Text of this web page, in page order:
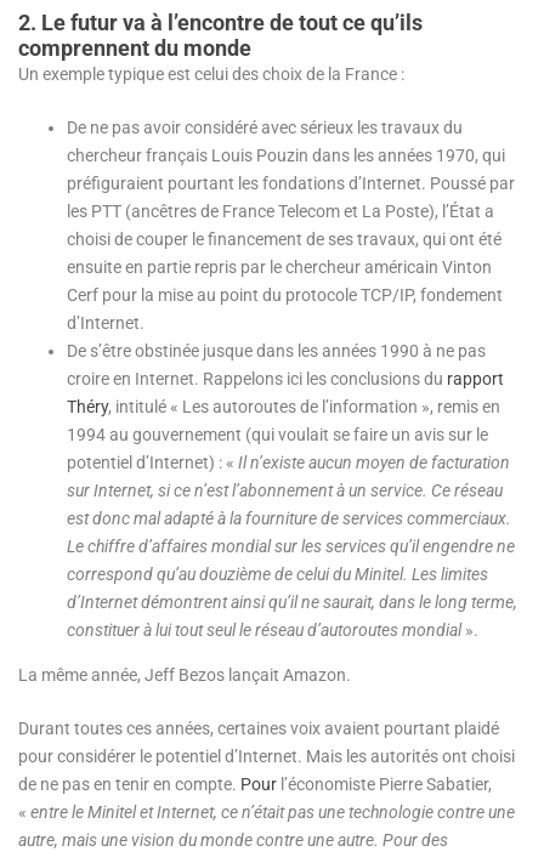
2. Le futur va à l’encontre de tout ce qu’ils
comprennent du monde
Un exemple typique est celui des choix de la France :
De ne pas avoir considéré avec sérieux les travaux du
chercheur français Louis Pouzin dans les années 1970, qui
préfiguraient pourtant les fondations d’Internet. Poussé par
les PTT (ancêtres de France Telecom et La Poste), l’État a
choisi de couper le financement de ses travaux, qui ont été
ensuite en partie repris par le chercheur américain Vinton
Cerf pour la mise au point du protocole TCP/IP, fondement
d’Internet.
De s’être obstinée jusque dans les années 1990 à ne pas
croire en Internet. Rappelons ici les conclusions du rapport
Théry, intitulé « Les autoroutes de l’information », remis en
1994 au gouvernement (qui voulait se faire un avis sur le
potentiel d’Internet) : « Il n’existe aucun moyen de facturation
sur Internet, si ce n’est l’abonnement à un service. Ce réseau
est donc mal adapté à la fourniture de services commerciaux.
Le chiffre d’affaires mondial sur les services qu’il engendre ne
correspond qu’au douzième de celui du Minitel. Les limites
d’Internet démontrent ainsi qu’il ne saurait, dans le long terme,
constituer à lui tout seul le réseau d’autoroutes mondial».
La même année, Jeff Bezos lançait Amazon.
Durant toutes ces années, certaines voix avaient pourtant plaidé
pour considérer le potentiel d’Internet. Mais les autorités ont choisi
de ne pas en tenir en compte. Pour l’économiste Pierre Sabatier,
« entre le Minitel et Internet, ce n’était pas une technologie contre une
autre, mais une vision du monde contre une autre. Pour des